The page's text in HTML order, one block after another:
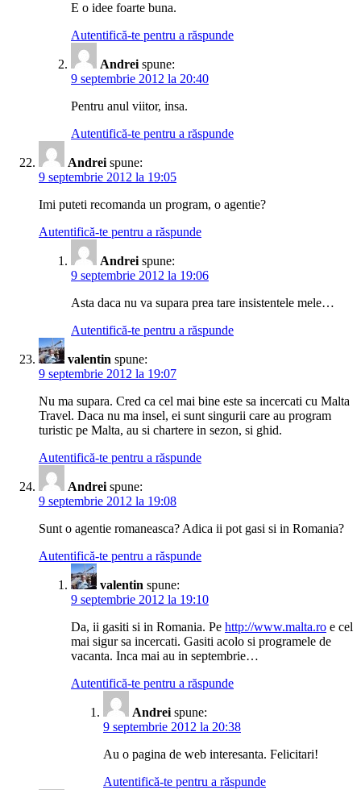
E o idee foarte buna.
Autentifică-te pentru a răspunde
Andrei spune:
9 septembrie 2012 la 20:40
Pentru anul viitor, insa.
Autentifică-te pentru a răspunde
Andrei spune:
9 septembrie 2012 la 19:05
Imi puteti recomanda un program, o agentie?
Autentifică-te pentru a răspunde
Andrei spune:
9 septembrie 2012 la 19:06
Asta daca nu va supara prea tare insistentele mele…
Autentifică-te pentru a răspunde
valentin spune:
9 septembrie 2012 la 19:07
Nu ma supara. Cred ca cel mai bine este sa incercati cu Malta
Travel. Daca nu ma insel, ei sunt singurii care au program
turistic pe Malta, au si chartere in sezon, si ghid.
Autentifică-te pentru a răspunde
Andrei spune:
9 septembrie 2012 la 19:08
Sunt o agentie romaneasca? Adica ii pot gasi si in Romania?
Autentifică-te pentru a răspunde
valentin spune:
9 septembrie 2012 la 19:10
Da, ii gasiti si in Romania. Pe http://www.malta.ro e cel
mai sigur sa incercati. Gasiti acolo si programele de
vacanta. Inca mai au in septembrie…
Autentifică-te pentru a răspunde
Andrei spune:
9 septembrie 2012 la 20:38
Au o pagina de web interesanta. Felicitari!
Autentifică-te pentru a răspunde